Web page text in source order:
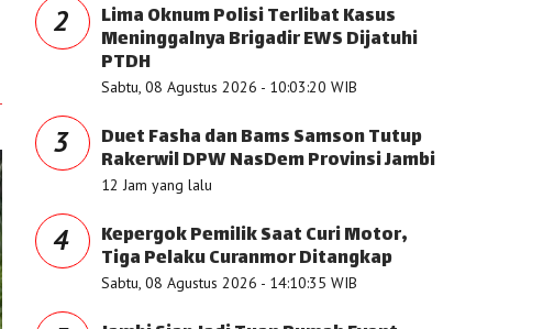
2 Lima Oknum Polisi Terlibat Kasus
Meninggalnya Brigadir EWS Dijatuhi
PTDH
Sabtu, 08 Agustus 2026 - 10:03:20 WIB
3 Duet Fasha dan Bams Samson Tutup
Rakerwil DPW NasDem Provinsi Jambi
12 Jam yang lalu
4 Kepergok Pemilik Saat Curi Motor,
Tiga Pelaku Curanmor Ditangkap
Sabtu, 08 Agustus 2026 - 14:10:35 WIB